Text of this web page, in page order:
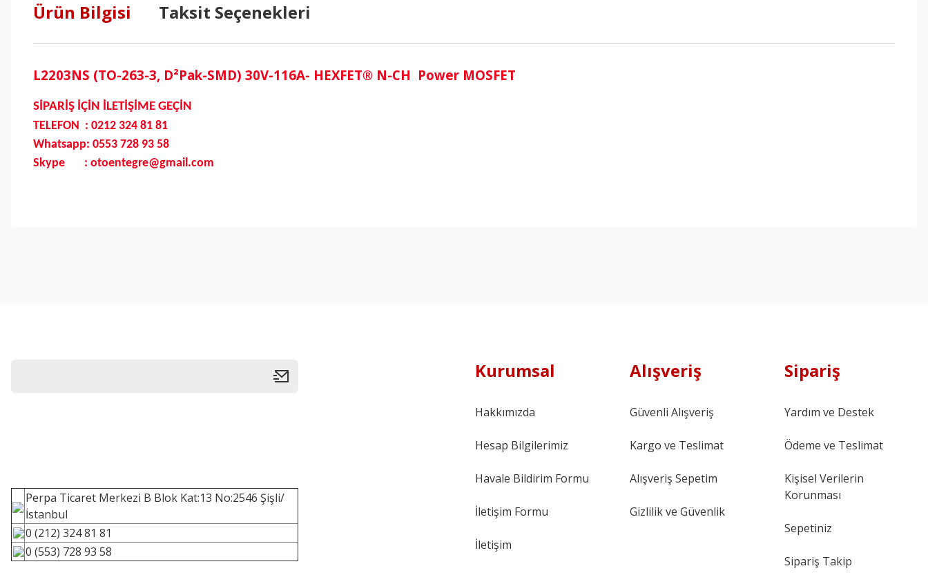
Ürün Bilgisi Taksit Seçenekleri
L2203NS (TO-263-3, D²Pak-SMD) 30V-116A- HEXFET® N-CH Power MOSFET
SİPARİŞ İÇİN İLETİŞİME GEÇİN
TELEFON : 0212 324 81 81
Whatsapp: 0553 728 93 58
Skype : otoentegre@gmail.com
Perpa Ticaret Merkezi B Blok Kat:13 No:2546 Şişli/
İstanbul
0 (212) 324 81 81
0 (553) 728 93 58
Kurumsal
Hakkımızda
Hesap Bilgilerimiz
Havale Bildirim Formu
İletişim Formu
İletişim
Alışveriş
Güvenli Alışveriş
Kargo ve Teslimat
Alışveriş Sepetim
Gizlilik ve Güvenlik
Sipariş
Yardım ve Destek
Ödeme ve Teslimat
Kişisel Verilerin
Korunması
Sepetiniz
Sipariş Takip